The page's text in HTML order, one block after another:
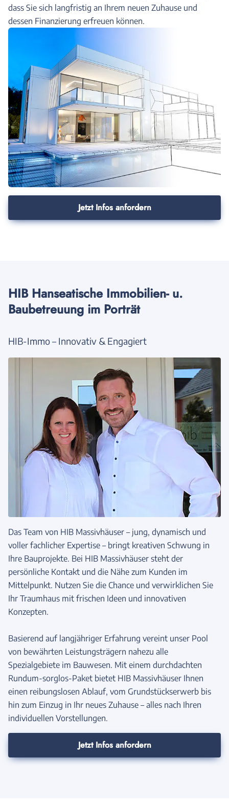
dass Sie sich langfristig an Ihrem neuen Zuhause und
dessen Finanzierung erfreuen können.
Jetzt Infos anfordern
HIB Hanseatische Immobilien- u.
Baubetreuung im Porträt
HIB-Immo – Innovativ & Engagiert
Das Team von HIB Massivhäuser – jung, dynamisch und
voller fachlicher Expertise – bringt kreativen Schwung in
Ihre Bauprojekte. Bei HIB Massivhäuser steht der
persönliche Kontakt und die Nähe zum Kunden im
Mittelpunkt. Nutzen Sie die Chance und verwirklichen Sie
Ihr Traumhaus mit frischen Ideen und innovativen
Konzepten.
Basierend auf langjähriger Erfahrung vereint unser Pool
von bewährten Leistungsträgern nahezu alle
Spezialgebiete im Bauwesen. Mit einem durchdachten
Rundum-sorglos-Paket bietet HIB Massivhäuser Ihnen
einen reibungslosen Ablauf, vom Grundstückserwerb bis
hin zum Einzug in Ihr neues Zuhause – alles nach Ihren
individuellen Vorstellungen.
Jetzt Infos anfordern